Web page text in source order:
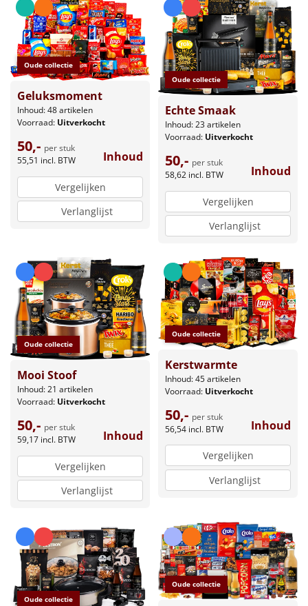
Oude collectie
Geluksmoment
Inhoud: 48 artikelen
Voorraad: Uitverkocht
50,- per stuk
55,51 incl. BTW Inhoud
Vergelijken
Verlanglijst
Oude collectie
Echte Smaak
Inhoud: 23 artikelen
Voorraad: Uitverkocht
50,- per stuk
58,62 incl. BTW Inhoud
Vergelijken
Verlanglijst
Oude collectie
Mooi Stoof
Inhoud: 21 artikelen
Voorraad: Uitverkocht
50,- per stuk
59,17 incl. BTW Inhoud
Vergelijken
Verlanglijst
Oude collectie
Kerstwarmte
Inhoud: 45 artikelen
Voorraad: Uitverkocht
50,- per stuk
56,54 incl. BTW Inhoud
Vergelijken
Verlanglijst
Oude collectie
Oude collectie